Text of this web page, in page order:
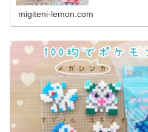
migiteni-lemon.com